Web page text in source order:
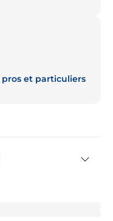
pros et particuliers